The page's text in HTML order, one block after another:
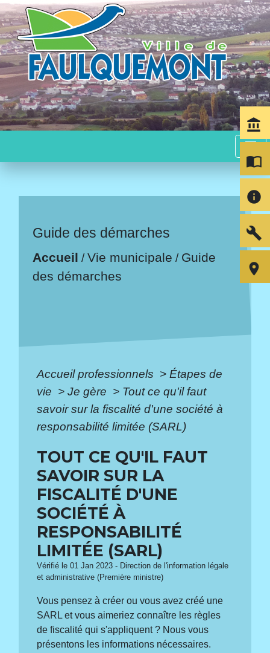
menu
Guide des démarches
Accueil /Vie municipale / Guide
des démarches
Accueil professionnels > Étapes de
vie > Je gère > Tout ce qu'il faut
savoir sur la fiscalité d'une société à
responsabilité limitée (SARL)
TOUT CE QU'IL FAUT
SAVOIR SUR LA
FISCALITÉ D'UNE
SOCIÉTÉ À
RESPONSABILITÉ
LIMITÉE (SARL)
Vérifié le 01 Jan 2023 - Direction de l'information légale
et administrative (Première ministre)
Vous pensez à créer ou vous avez créé une
SARL et vous aimeriez connaître les règles
de fiscalité qui s'appliquent ? Nous vous
présentons les informations nécessaires.
account_balance
import_contacts
info
build
room